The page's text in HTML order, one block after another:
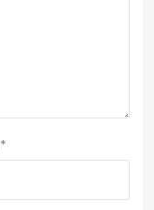
*